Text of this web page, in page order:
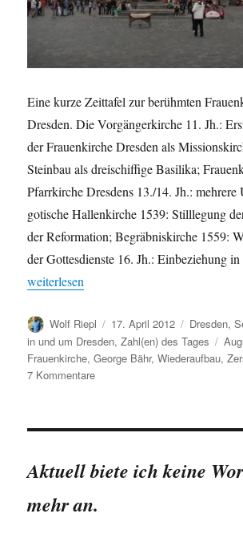
Eine kurze Zeittafel zur berühmten
Dresden. Die Vorgängerkirche 11. Jh.:
der Frauenkirche Dresden als
Steinbau als dreischiffige Basilika;
Pfarrkirche Dresdens 13./14. Jh.: mehrere
gotische Hallenkirche 1539: Stilllegung
der Reformation; Begräbniskirche 1559:
der Gottesdienste 16. Jh.: Einbeziehung
„Frauenkirche: einige Daten und Fakten“
weiterlesen
Autor
Wolf Riepl
Veröffentlicht
am
17. April 2012 Kategorien
Dresden,
in und um Dresden,Zahl(en) des Tages
Frauenkirche,George Bähr,Wiederaufbau,
7 Kommentarezu
Aktuell biete ich keine
mehr an.